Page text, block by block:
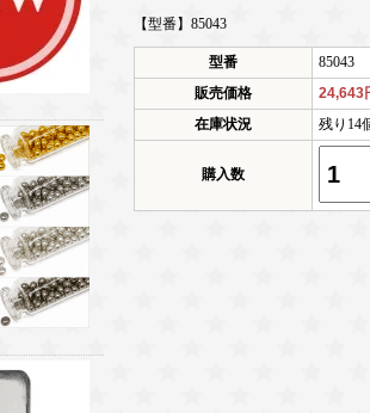
【型番】85043
型番
85043
販売価格
24,643
在庫状況
残り14
購入数